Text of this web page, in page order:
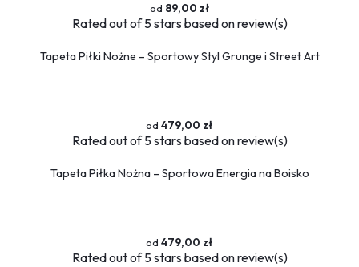
89,00 zł
Ratedout of 5 stars based onreview(s)
Tapeta Piłki Nożne – Sportowy Styl Grunge i Street Art
479,00 zł
Ratedout of 5 stars based onreview(s)
Tapeta Piłka Nożna – Sportowa Energia na Boisko
479,00 zł
Ratedout of 5 stars based onreview(s)